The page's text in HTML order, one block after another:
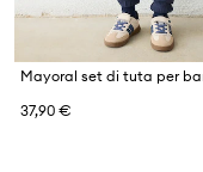
37,90 €